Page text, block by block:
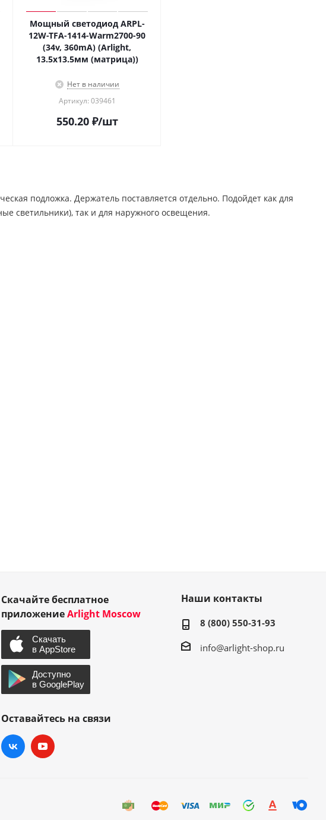
Мощный светодиод ARPL-
12W-TFA-1414-Warm2700-90
(34v, 360mA) (Arlight,
13.5х13.5мм (матрица))
Нет в наличии
Артикул: 039461
550.20₽/шт
подложка. Держатель поставляется отдельно. Подойдет как для
светильники), так и для наружного освещения.
Скачайте бесплатное
приложениеArlight Moscow
Оставайтесь на связи
Наши контакты
8 (800) 550-31-93
info@arlight-shop.ru